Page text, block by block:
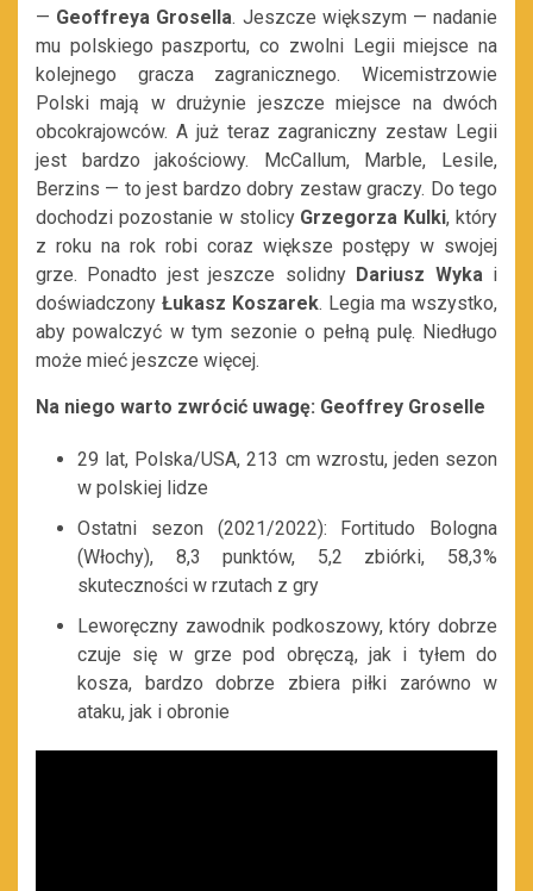
— Geoffreya Grosella. Jeszcze większym — nadanie
mu polskiego paszportu, co zwolni Legii miejsce na
kolejnego gracza zagranicznego. Wicemistrzowie
Polski mają w drużynie jeszcze miejsce na dwóch
obcokrajowców. A już teraz zagraniczny zestaw Legii
jest bardzo jakościowy. McCallum, Marble, Lesile,
Berzins — to jest bardzo dobry zestaw graczy. Do tego
dochodzi pozostanie w stolicy Grzegorza Kulki, który
z roku na rok robi coraz większe postępy w swojej
grze. Ponadto jest jeszcze solidny Dariusz Wykai
doświadczony Łukasz Koszarek. Legia ma wszystko,
aby powalczyć w tym sezonie o pełną pulę. Niedługo
może mieć jeszcze więcej.
Na niego warto zwrócić uwagę: Geoffrey Groselle
29 lat, Polska/USA, 213 cm wzrostu, jeden sezon
w polskiej lidze
Ostatni sezon (2021/2022): Fortitudo Bologna
(Włochy), 8,3 punktów, 5,2 zbiórki, 58,3%
skuteczności w rzutach z gry
Leworęczny zawodnik podkoszowy, który dobrze
czuje się w grze pod obręczą, jak i tyłem do
kosza, bardzo dobrze zbiera piłki zarówno w
ataku, jak i obronie